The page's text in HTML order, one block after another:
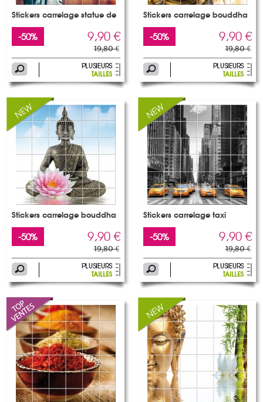
Stickers carrelage statue de
-50% 9,90 €
19,80 €
Stickers carrelage bouddha
-50% 9,90 €
19,80 €
Stickers carrelage bouddha
-50% 9,90 €
19,80 €
Stickers carrelage taxi
-50% 9,90 €
19,80 €